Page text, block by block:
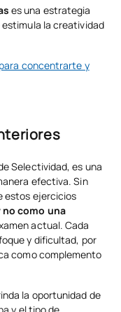
es una estrategia
estimula la creatividad
concentrarte y
Selectividad, es una
efectiva. Sin
estos ejercicios
como una
actual. Cada
y dificultad, por
como complemento
la oportunidad de